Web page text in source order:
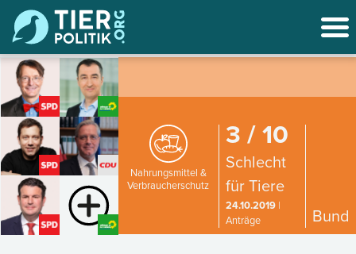
Nahrungsmittel &
Verbraucherschutz
3 / 10
Schlecht
für Tiere
24.10.2019|
Anträge
Bund